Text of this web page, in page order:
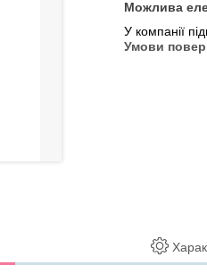
У компанії